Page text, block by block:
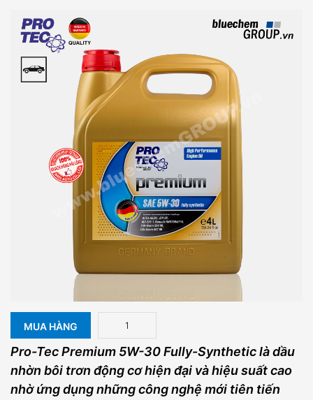
MUA HÀNG
Pro-Tec Premium 5W-30 Fully-Synthetic là dầu
nhờn bôi trơn động cơ hiện đại và hiệu suất cao
nhờ ứng dụng những công nghệ mới tiên tiến